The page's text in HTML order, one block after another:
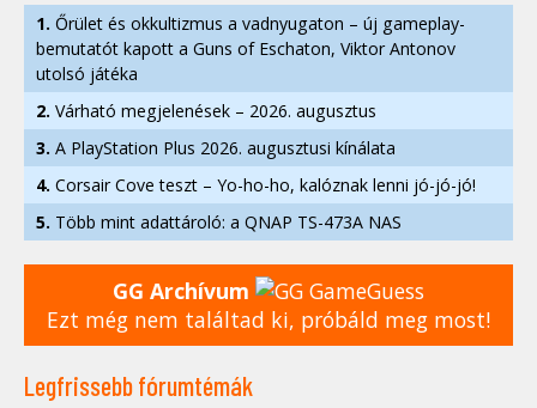
1. Őrület és okkultizmus a vadnyugaton – új gameplay-
bemutatót kapott a Guns of Eschaton, Viktor Antonov
utolsó játéka
2. Várható megjelenések – 2026. augusztus
3. A PlayStation Plus 2026. augusztusi kínálata
4. Corsair Cove teszt – Yo-ho-ho, kalóznak lenni jó-jó-jó!
5. Több mint adattároló: a QNAP TS-473A NAS
GG Archívum
Ezt még nem találtad ki, próbáld meg most!
Legfrissebb fórumtémák